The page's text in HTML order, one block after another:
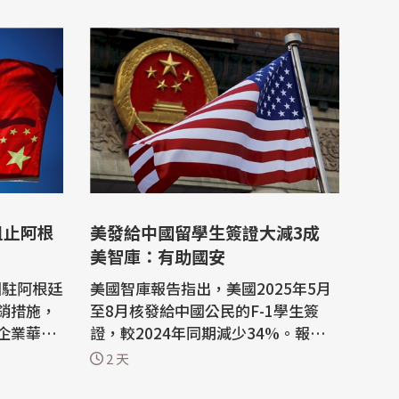
阿根
阿根廷
措施，
業華為
美發給中國留學生簽證大減3成
美智庫：有助國安
美國智庫報告指出，美國2025年5月
至8月核發給中國公民的F-1學生簽
證，較2024年同期減少34%。報告
認為，減少中國留學生有助降低技術
2 天